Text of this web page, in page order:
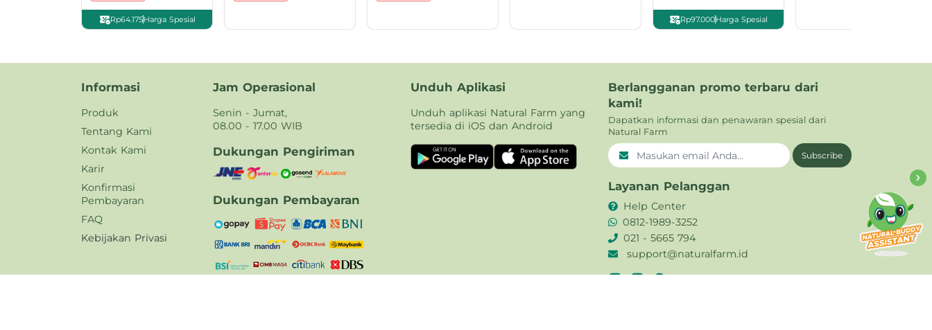
Rp64.175Harga Spesial Rp97.000Harga Spesial
Informasi
Produk
Tentang Kami
Kontak Kami
Karir
Konfirmasi
Pembayaran
FAQ
Kebijakan Privasi
Jam Operasional
Senin - Jumat,
08.00 - 17.00 WIB
Dukungan Pengiriman
Dukungan Pembayaran
Unduh Aplikasi
Unduh aplikasi Natural Farm yang
tersedia di iOS dan Android
Berlangganan promo terbaru dari
kami!
Dapatkan informasi dan penawaran spesial dari
Natural Farm
Subscribe
Layanan Pelanggan
Help Center
0812-1989-3252
021 - 5665 794
support@naturalfarm.id